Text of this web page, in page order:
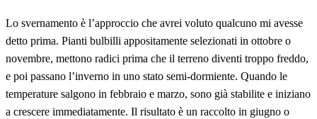
Lo svernamento è l’approccio che avrei voluto qualcuno mi avesse
detto prima. Pianti bulbilli appositamente selezionati in ottobre o
novembre, mettono radici prima che il terreno diventi troppo freddo,
e poi passano l’inverno in uno stato semi-dormiente. Quando le
temperature salgono in febbraio e marzo, sono già stabilite e iniziano
a crescere immediatamente. Il risultato è un raccolto in giugno o